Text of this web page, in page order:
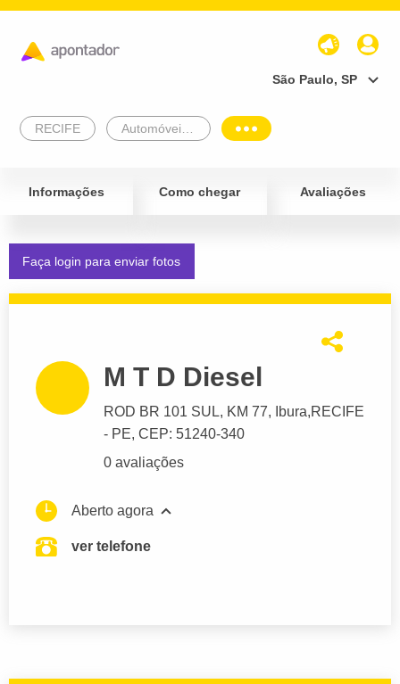
São Paulo, SP
RECIFE
Informações Como chegar Avaliações
Faça login para enviar fotos
M T D Diesel
ROD BR 101 SUL, KM 77, Ibura,RECIFE
- PE, CEP: 51240-340
0 avaliações
Aberto agora
ver telefone